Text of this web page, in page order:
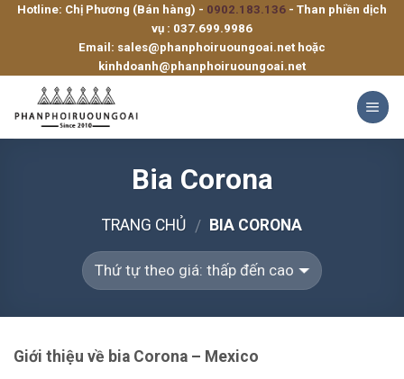
SkipHotline: Chị Phương (Bán hàng) - 0902.183.136 - Than phiền dịch
vụ : 037.699.9986
Email: sales@phanphoiruoungoai.net hoặc
kinhdoanh@phanphoiruoungoai.net
Bia Corona
TRANG CHỦ / BIA CORONA
Giới thiệu về bia Corona – Mexico